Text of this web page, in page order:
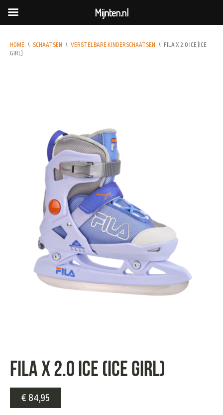
HOME \ SCHAATSEN \ VERSTELBARE KINDERSCHAATSEN \ FILA X 2.0 ICE (ICE
GIRL)
Fila X 2.0 Ice (Ice Girl)
€ 84,95
Mijnten.nl